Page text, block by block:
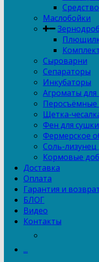
Маслобойки
Сыроварни
Сепараторы
Инкубаторы
Агроматы для
Щетка-
Фен для
Фермерское
Соль-
Кормовые
Доставка
Оплата
Гарантия и
БЛОГ
Видео
Контакты
...